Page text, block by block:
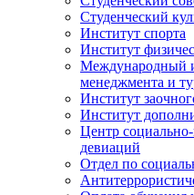
Студенческий
Институт спорта
Институт
Международный
менеджмента и
Институт
Институт
Центр
девиаций
Отдел по